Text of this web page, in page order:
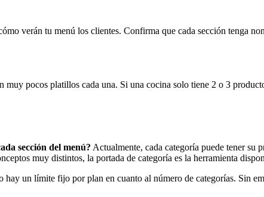
verán tu menú los clientes. Confirma que cada sección tenga
muy pocos platillos cada una. Si una cocina solo tiene 2 o 3
sección del menú? Actualmente, cada categoría puede tener su
muy distintos, la portada de categoría es la herramienta
hay un límite fijo por plan en cuanto al número de categorías. Sin